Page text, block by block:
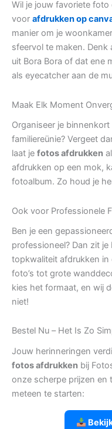
Wil je jouw favoriete foto
voor afdrukken op
manier om je
sfeervol te maken.
uit Bora Bora of dat ene
als eyecatcher aan de
Maak Elk Moment
Organiseer je
familiereünie? Vergeet
laat je fotos afdrukken
afdrukken op een mok,
fotoalbum. Zo houd je
Ook voor Professionele
Ben je een
professioneel? Dan zit
topkwaliteit afdrukken in
foto’s tot grote
kies het formaat, en wij
niet!
Bestel Nu – Het Is Zo
Jouw herinneringen
fotos afdrukken bij
onze scherpe prijzen en
meteen te starten: